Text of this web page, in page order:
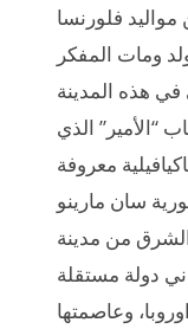
مواليد فلورنسا
ومات المفكر
هذه المدينة
الذي
معروفة
سان مارينو
من مدينة
دولة مستقلة
وعاصمتها